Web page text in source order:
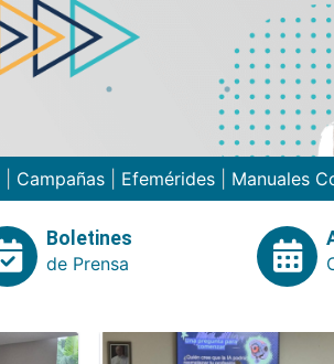
Campañas Efemérides Manuales
Boletines
de Prensa